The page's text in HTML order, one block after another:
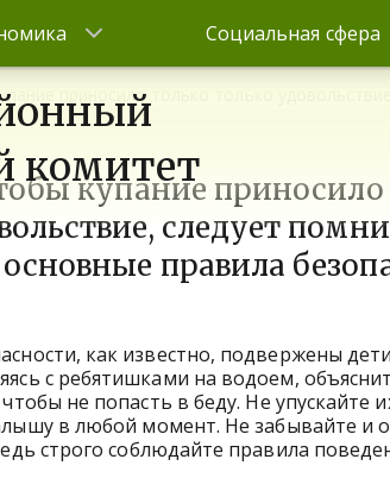
Социальная сфера
комитет
приносило только только
купание приносило
следует
правила
как известно, подвержены
с ребятишками на водоем,
не попасть в беду. Не упускайте
в любой момент. Не забывайте и
строго соблюдайте правила